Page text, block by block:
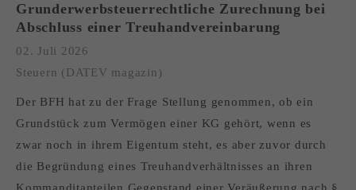
Grunderwerbsteuerrechtliche Zurechnung bei
Abschluss einer Treuhandvereinbarung
02. Juli 2026
Steuern (DATEV magazin)
Der BFH hat zu der Frage Stellung genommen, ob ein
Grundstück zum Vermögen einer KG gehört, wenn es
zwar noch in ihrem Eigentum steht, es aber zuvor durch
die Begründung eines Treuhandverhältnisses an ihren